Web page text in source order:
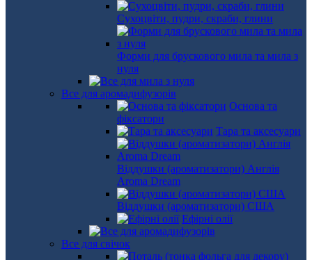
Сухоцвіти, пудри, скраби, глини
Форми для брускового мила та мила з
нуля
Все для аромадифузорів
Основа та
фіксатори
Тара та аксесуари
Віддушки (ароматизатори) Англія
Aroma Dream
Віддушки (ароматизатори) США
Ефірні олії
Все для свічок